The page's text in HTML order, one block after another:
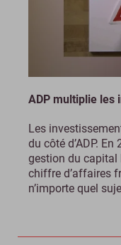
ADP multiplie les
Les
du côté d’ADP.
gestion du capital
chiffre d’affaires
n’importe quel